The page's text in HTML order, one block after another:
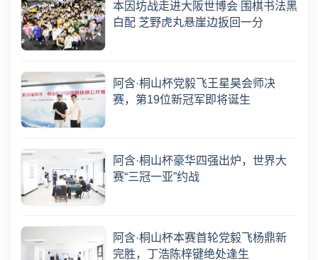
本因坊战走进大阪世博会 围棋书法黑
白配 芝野虎丸悬崖边扳回一分
阿含·桐山杯党毅飞王星昊会师决
赛，第19位新冠军即将诞生
阿含·桐山杯豪华四强出炉，世界大
赛“三冠一亚”约战
阿含·桐山杯本赛首轮党毅飞杨鼎新
完胜，丁浩陈梓键绝处逢生